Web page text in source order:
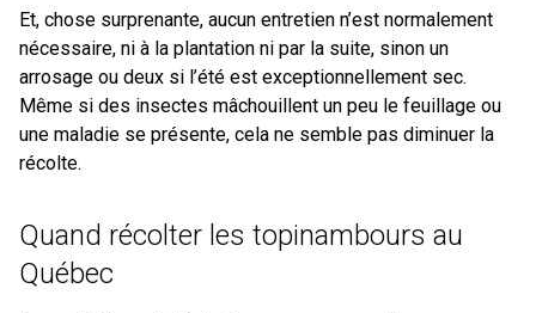
Et, chose surprenante, aucun entretien n’est normalement
nécessaire, ni à la plantation ni par la suite, sinon un
arrosage ou deux si l’été est exceptionnellement sec.
Même si des insectes mâchouillent un peu le feuillage ou
une maladie se présente, cela ne semble pas diminuer la
récolte.
Quand récolter les topinambours au
Québec